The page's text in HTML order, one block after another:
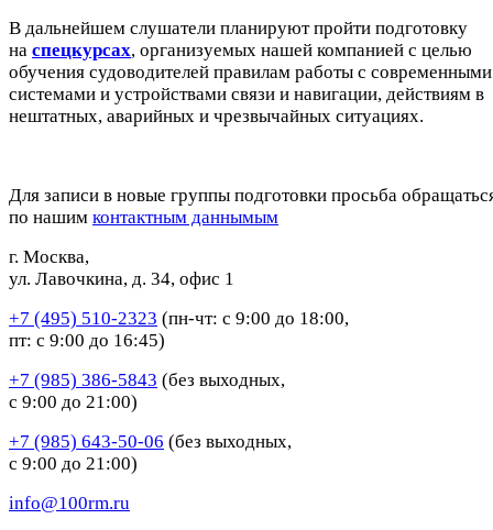
В дальнейшем слушатели планируют пройти подготовку
на спецкурсах, организуемых нашей компанией с целью
обучения судоводителей правилам работы с современными
системами и устройствами связи и навигации, действиям в
нештатных, аварийных и чрезвычайных ситуациях.
Для записи в новые группы подготовки просьба
по нашим контактным даннымым
г. Москва,
ул. Лавочкина, д. 34, офис 1
+7 (495) 510-2323 (пн-чт: с 9:00 до 18:00,
пт: с 9:00 до 16:45)
+7 (985) 386-5843 (без выходных,
с 9:00 до 21:00)
+7 (985) 643-50-06 (без выходных,
с 9:00 до 21:00)
info@100rm.ru